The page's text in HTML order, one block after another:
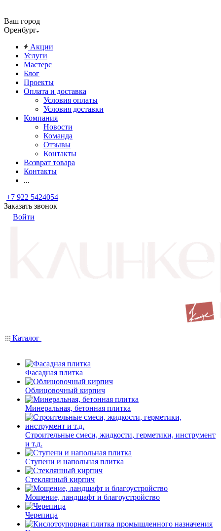
Ваш город
Оренбург
Акции
Услуги
Мастерс
Блог
Проекты
Оплата и доставка
Условия оплаты
Условия доставки
Компания
Новости
Команда
Отзывы
Контакты
Возврат товара
Контакты
...
+7 922 5424054
Заказать звонок
Войти
Каталог
Фасадная плитка
Облицовочный кирпич
Минеральная, бетонная плитка
Строительные смеси, жидкости, герметики, инструмент
и т.д.
Ступени и напольная плитка
Cтеклянный кирпич
Мощение, ландшафт и благоустройство
Черепица